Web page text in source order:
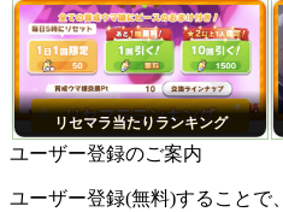
リセマラ当たりランキング
ユーザー登録のご案内
ユーザー登録(無料)することで